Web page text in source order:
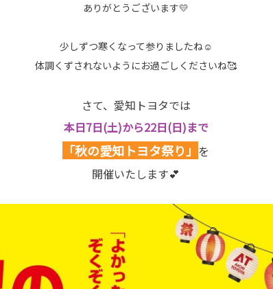
ありがとうございます💛
少しずつ寒くなって参りましたね☺
体調くずされないようにお過ごしくださいね🥰
さて、愛知トヨタでは
本日7日(土)から22日(日)まで
「秋の愛知トヨタ祭り」 を
開催いたします💕